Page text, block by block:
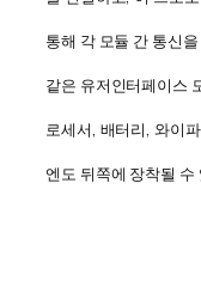
통해 각 모듈 간 통신
같은 유저인터페이스
로세서, 배터리, 와이
엔도 뒤쪽에 장착될